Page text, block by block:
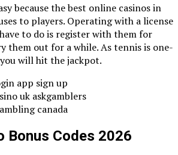
because the best online casinos in
to players. Operating with a license
to do is register with them for
them out for a while. As tennis is one-
will hit the jackpot.
app sign up
uk askgamblers
canada
Bonus Codes 2026